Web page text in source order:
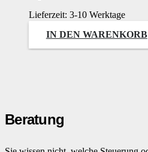
Lieferzeit: 3-10 Werktage
IN DEN WARENKORB
Beratung